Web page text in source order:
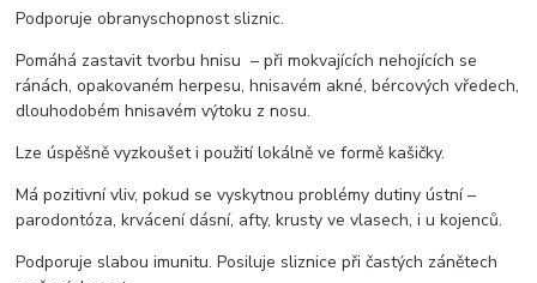
Podporuje obranyschopnost sliznic.
Pomáhá zastavit tvorbu hnisu – při mokvajících nehojících se
ránách, opakovaném herpesu, hnisavém akné, bércových vředech,
dlouhodobém hnisavém výtoku z nosu.
Lze úspěšně vyzkoušet i použití lokálně ve formě kašičky.
Má pozitivní vliv, pokud se vyskytnou problémy dutiny ústní –
parodontóza, krvácení dásní, afty, krusty ve vlasech, i u kojenců.
Podporuje slabou imunitu. Posiluje sliznice při častých zánětech